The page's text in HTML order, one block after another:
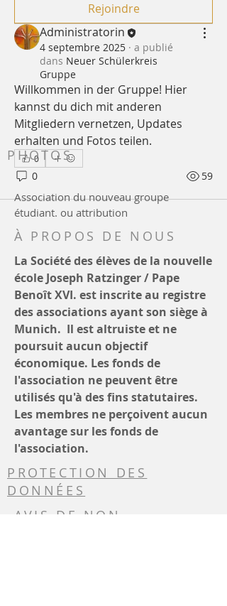
Rejoindre
Administratorin
4 septembre 2025 · a publié
dans Neuer Schülerkreis
Gruppe
Willkommen in der Gruppe! Hier
kannst du dich mit anderen
Mitgliedern vernetzen, Updates
erhalten und Fotos teilen.
0
0 59
PHOTOS
Association du nouveau groupe
étudiant. ou attribution
À PROPOS DE NOUS
La Société des élèves de la nouvelle
école Joseph Ratzinger / Pape
Benoît XVI. est inscrite au registre
des associations ayant son siège à
Munich. Il est altruiste et ne
poursuit aucun objectif
économique. Les fonds de
l'association ne peuvent être
utilisés qu'à des fins statutaires.
Les membres ne perçoivent aucun
avantage sur les fonds de
l'association.
PROTECTION DES
DONNÉES
AVIS DE NON-